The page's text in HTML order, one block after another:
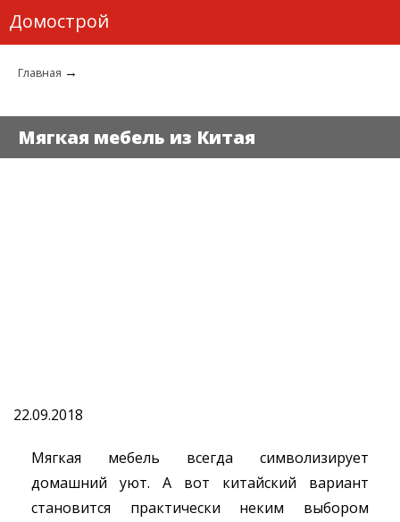
Домострой
Главная →
Мягкая мебель из Китая
22.09.2018
Мягкая мебель всегда символизирует
домашний уют. А вот китайский вариант
становится практически неким выбором